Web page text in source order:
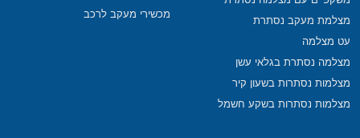
מצלמת מעקב נסתרת
עט מצלמה
מצלמה נסתרת בגלאי עשן
מצלמות נסתרות בשעון קיר
מצלמות נסתרות בשקע חשמל
מכשירי מעקב לרכב